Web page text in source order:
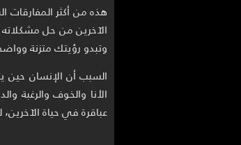
هذه من أكثر المفارقات
الآخرين من حل
وتبدو رؤيتك متزنة
السبب أن الإنسان حين
الأنا والخوف والرغبة
عباقرة في حياة الآخرين،